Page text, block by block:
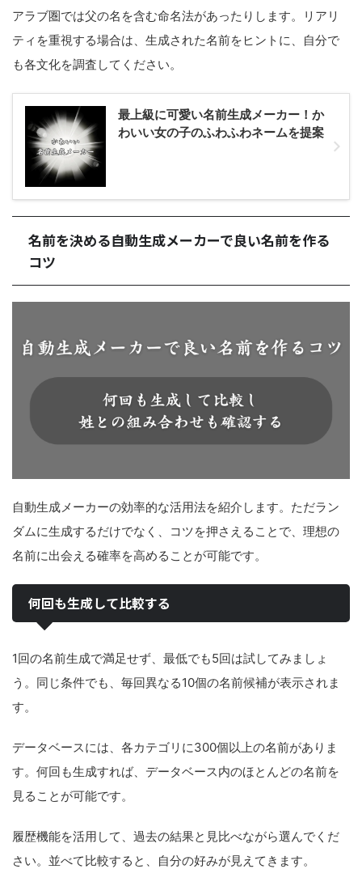
アラブ圏では父の名を含む命名法があったりします。リアリ
ティを重視する場合は、生成された名前をヒントに、自分で
も各文化を調査してください。
最上級に可愛い名前生成メーカー！か
わいい女の子のふわふわネームを提案
名前を決める自動生成メーカーで良い名前を作る
コツ
自動生成メーカーの効率的な活用法を紹介します。ただラン
ダムに生成するだけでなく、コツを押さえることで、理想の
名前に出会える確率を高めることが可能です。
何回も生成して比較する
1回の名前生成で満足せず、最低でも5回は試してみましょ
う。同じ条件でも、毎回異なる10個の名前候補が表示されま
す。
データベースには、各カテゴリに300個以上の名前がありま
す。何回も生成すれば、データベース内のほとんどの名前を
見ることが可能です。
履歴機能を活用して、過去の結果と見比べながら選んでくだ
さい。並べて比較すると、自分の好みが見えてきます。